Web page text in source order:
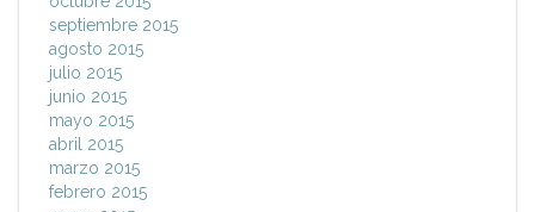
septiembre 2015
agosto 2015
julio 2015
junio 2015
mayo 2015
abril 2015
marzo 2015
febrero 2015